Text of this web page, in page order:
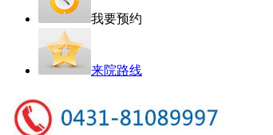
我要预约
来院路线